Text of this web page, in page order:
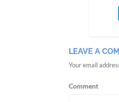
LEAVE A
Your email
Comment